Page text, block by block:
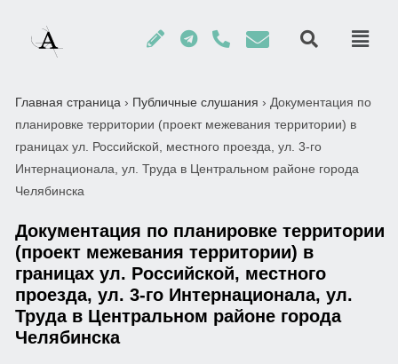
Главная страница › Публичные слушания › Документация по
планировке территории (проект межевания территории) в
границах ул. Российской, местного проезда, ул. 3-го
Интернационала, ул. Труда в Центральном районе города
Челябинска
Документация по планировке территории
(проект межевания территории) в
границах ул. Российской, местного
проезда, ул. 3-го Интернационала, ул.
Труда в Центральном районе города
Челябинска